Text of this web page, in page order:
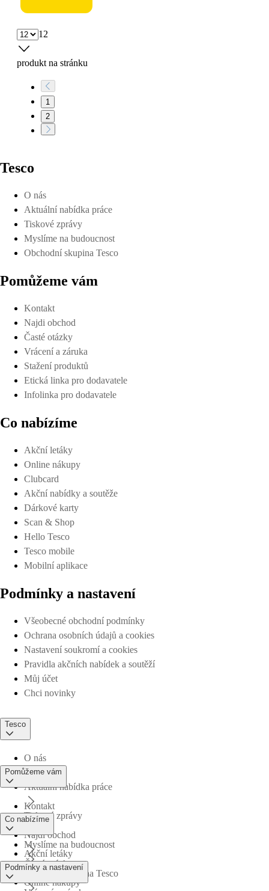
12
produkt na stránku
1
2
Tesco
O nás
Aktuální nabídka práce
Tiskové zprávy
Myslíme na budoucnost
Obchodní skupina Tesco
Pomůžeme vám
Kontakt
Najdi obchod
Časté otázky
Vrácení a záruka
Stažení produktů
Etická linka pro dodavatele
Infolinka pro dodavatele
Co nabízíme
Akční letáky
Online nákupy
Clubcard
Akční nabídky a soutěže
Dárkové karty
Scan & Shop
Hello Tesco
Tesco mobile
Mobilní aplikace
Podmínky a nastavení
Všeobecné obchodní podmínky
Ochrana osobních údajů a cookies
Nastavení soukromí a cookies
Pravidla akčních nabídek a soutěží
Můj účet
Chci novinky
Tesco
O nás
Aktuální nabídka práce
Tiskové zprávy
Myslíme na budoucnost
Obchodní skupina Tesco
Pomůžeme vám
Kontakt
Najdi obchod
Časté otázky
Co nabízíme
Akční letáky
Online nákupy
Podmínky a nastavení